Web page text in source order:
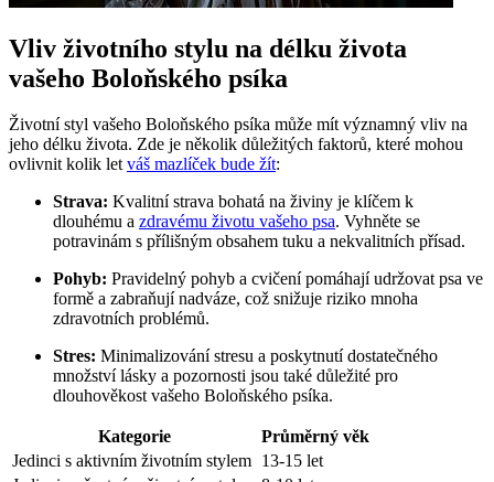
Vliv životního stylu na délku života
vašeho Boloňského psíka
Životní styl vašeho Boloňského psíka může mít významný vliv na
jeho délku života. Zde je několik důležitých faktorů, které mohou
ovlivnit kolik letváš mazlíček bude žít:
Strava: Kvalitní strava bohatá na živiny je klíčem k
dlouhému a zdravému životu vašeho psa. Vyhněte se
potravinám s přílišným obsahem tuku a nekvalitních přísad.
Pohyb: Pravidelný pohyb a cvičení pomáhají udržovat psa ve
formě a zabraňují nadváze, což snižuje riziko mnoha
zdravotních problémů.
Stres: Minimalizování stresu a poskytnutí dostatečného
množství lásky a pozornosti jsou také důležité pro
dlouhověkost vašeho Boloňského psíka.
Kategorie
Průměrný věk
Jedinci s aktivním životním stylem 13-15 let